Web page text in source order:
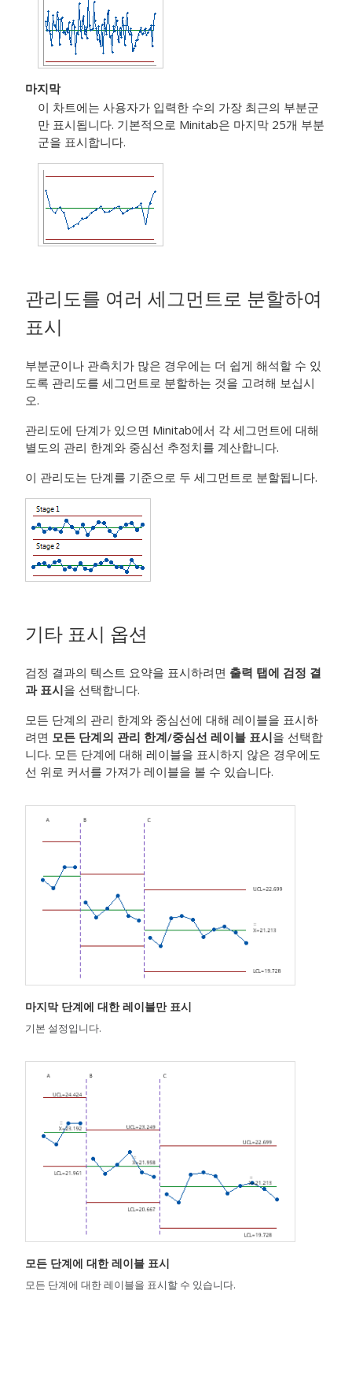
마지막
이 차트에는 사용자가 입력한 수의 가장 최근의 부분군
만 표시됩니다. 기본적으로 Minitab은 마지막 25개 부분
군을 표시합니다.
관리도를 여러 세그먼트로 분할하여
표시
부분군이나 관측치가 많은 경우에는 더 쉽게 해석할 수 있
도록 관리도를 세그먼트로 분할하는 것을 고려해 보십시
오.
관리도에 단계가 있으면 Minitab에서 각 세그먼트에 대해
별도의 관리 한계와 중심선 추정치를 계산합니다.
이 관리도는 단계를 기준으로 두 세그먼트로 분할됩니다.
기타 표시 옵션
검정 결과의 텍스트 요약을 표시하려면 출력 탭에 검정 결
과 표시을 선택합니다.
모든 단계의 관리 한계와 중심선에 대해 레이블을 표시하
려면 모든 단계의 관리 한계/중심선 레이블 표시을 선택합
니다. 모든 단계에 대해 레이블을 표시하지 않은 경우에도
선 위로 커서를 가져가 레이블을 볼 수 있습니다.
마지막 단계에 대한 레이블만 표시
기본 설정입니다.
모든 단계에 대한 레이블 표시
모든 단계에 대한 레이블을 표시할 수 있습니다.